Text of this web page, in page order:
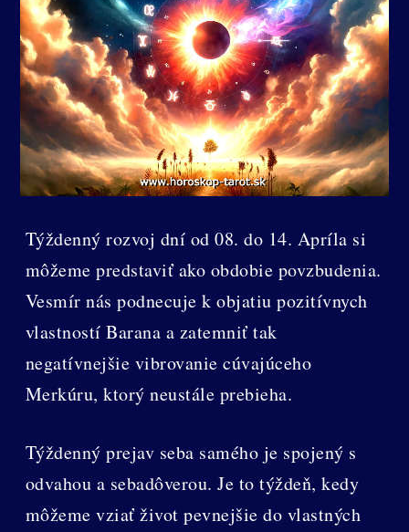
Týždenný rozvoj dní od 08. do 14. Apríla si
môžeme predstaviť ako obdobie povzbudenia.
Vesmír nás podnecuje k objatiu pozitívnych
vlastností Barana a zatemniť tak
negatívnejšie vibrovanie cúvajúceho
Merkúru, ktorý neustále prebieha.
Týždenný prejav seba samého je spojený s
odvahou a sebadôverou. Je to týždeň, kedy
môžeme vziať život pevnejšie do vlastných